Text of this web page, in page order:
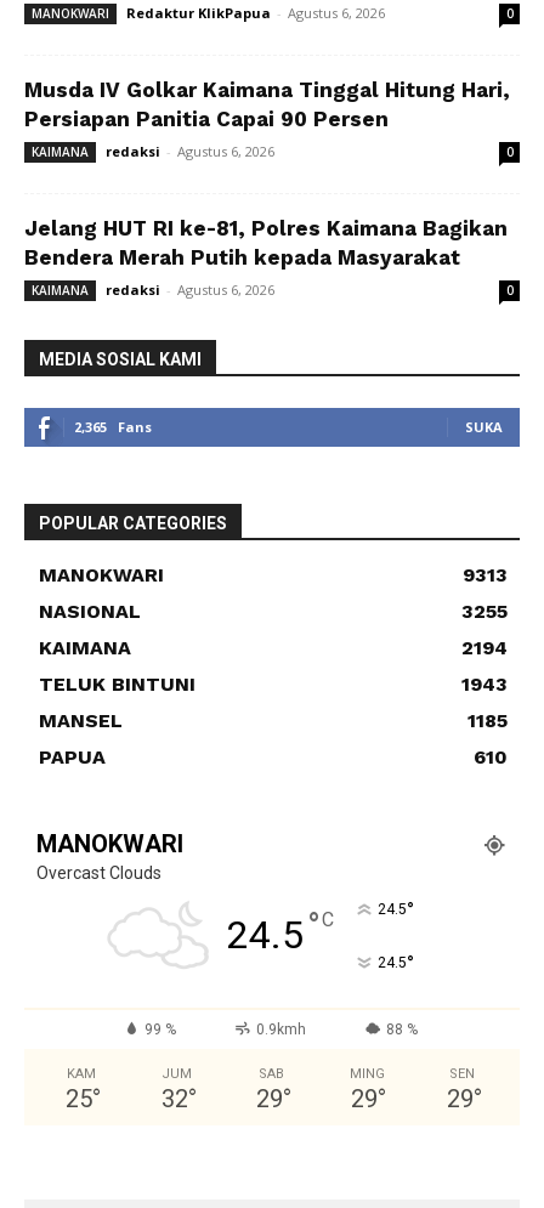
MANOKWARI Redaktur KlikPapua - Agustus 6, 2026 0
Musda IV Golkar Kaimana Tinggal Hitung Hari,
Persiapan Panitia Capai 90 Persen
KAIMANA redaksi - Agustus 6, 2026 0
Jelang HUT RI ke-81, Polres Kaimana Bagikan
Bendera Merah Putih kepada Masyarakat
KAIMANA redaksi - Agustus 6, 2026 0
MEDIA SOSIAL KAMI
2,365 Fans SUKA
POPULAR CATEGORIES
MANOKWARI
9313
NASIONAL
3255
KAIMANA
2194
TELUK BINTUNI
1943
MANSEL
1185
PAPUA
610
MANOKWARI
Overcast Clouds
24.5°C 24.5°
24.5°
99 % 0.9kmh 88 %
KAM
25°
JUM
32°
SAB
29°
MING
29°
SEN
29°